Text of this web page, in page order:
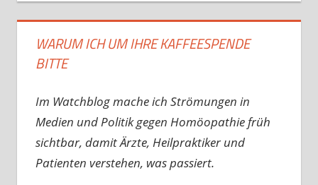
WARUM ICH UM IHRE KAFFEESPENDE
BITTE
Im Watchblog mache ich Strömungen in
Medien und Politik gegen Homöopathie früh
sichtbar, damit Ärzte, Heilpraktiker und
Patienten verstehen, was passiert.